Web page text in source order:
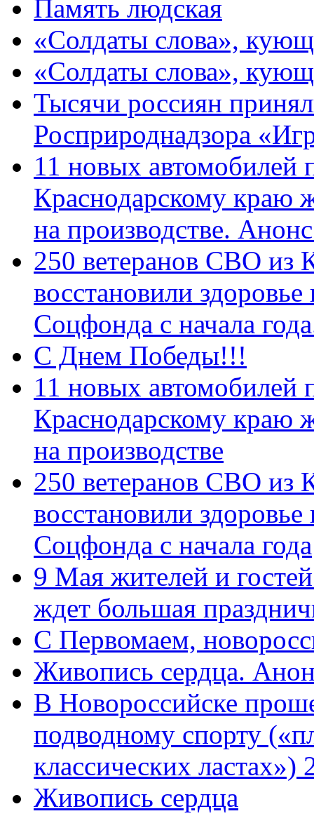
Память людская
«Солдаты слова»,
«Солдаты слова»,
Тысячи россиян
Росприроднадзора
11 новых автомобилей
Краснодарскому краю
на производстве.
250 ветеранов СВО из
восстановили
Соцфонда с начала
С Днем Победы!!!
11 новых автомобилей
Краснодарскому краю
на производстве
250 ветеранов СВО из
восстановили
Соцфонда с начала года
9 Мая жителей и
ждет большая
C Первомаем,
Живопись сердца.
В Новороссийске
подводному спорту
классических
Живопись сердца